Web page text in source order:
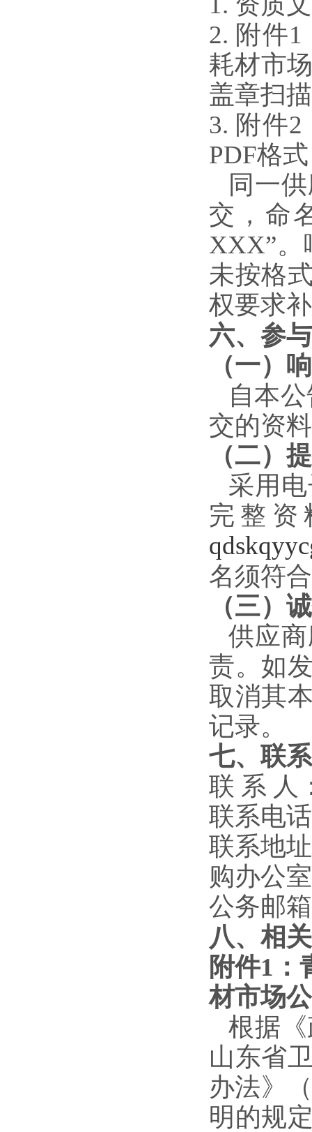
2. 附件1
耗材市
盖章扫描
3. 附件2
PDF格
同一
交，命
XXX”
未按格
权要求
六、参
（一）
自本
交的资
（二）
采用
完整资
名须符
（三）
供应
责。如
取消其
记录。
七、联
联 系 人
联系电
联系地
购办公室
公务邮
八、相
附件1
材市场
根据
山东省
办法》
明的规